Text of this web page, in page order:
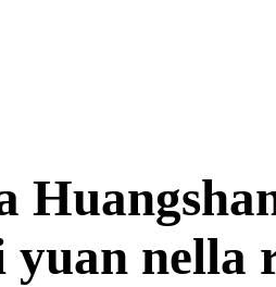
nella